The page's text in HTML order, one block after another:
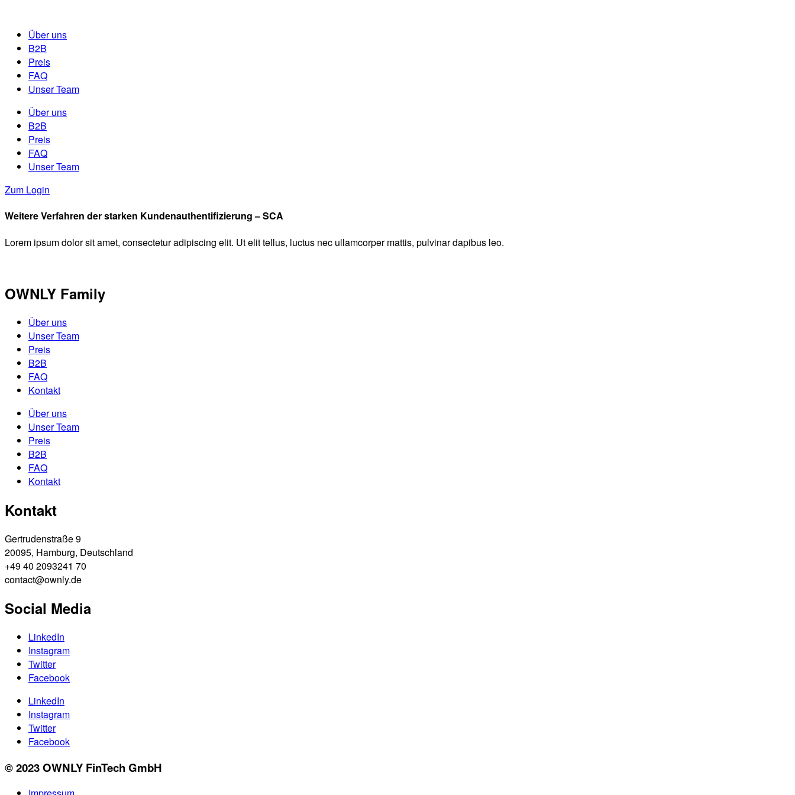
Über uns
B2B
Preis
FAQ
Unser Team
Über uns
B2B
Preis
FAQ
Unser Team
Zum Login
Weitere Verfahren der starken Kundenauthentifizierung – SCA
Lorem ipsum dolor sit amet, consectetur adipiscing elit. Ut elit tellus, luctus nec ullamcorper mattis, pulvinar dapibus leo.
OWNLY Family
Über uns
Unser Team
Preis
B2B
FAQ
Kontakt
Über uns
Unser Team
Preis
B2B
FAQ
Kontakt
Kontakt
Gertrudenstraße 9
20095, Hamburg, Deutschland
+49 40 2093241 70
contact@ownly.de
Social Media
LinkedIn
Instagram
Twitter
Facebook
LinkedIn
Instagram
Twitter
Facebook
© 2023 OWNLY FinTech GmbH